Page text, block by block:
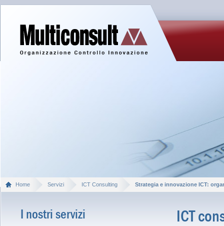
Home Servizi ICT Consulting Strategia e innovazione ICT:
I nostri servizi ICT